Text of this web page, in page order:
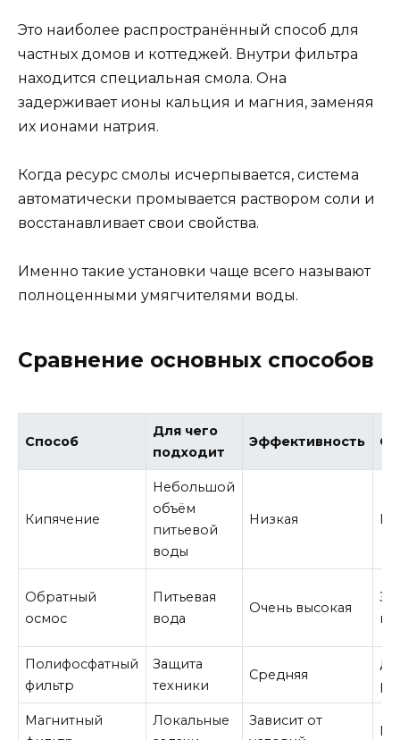
Это наиболее распространённый способ для
частных домов и коттеджей. Внутри фильтра
находится специальная смола. Она
задерживает ионы кальция и магния, заменяя
их ионами натрия.
Когда ресурс смолы исчерпывается, система
автоматически промывается раствором соли и
восстанавливает свои свойства.
Именно такие установки чаще всего называют
полноценными умягчителями воды.
Сравнение основных способов
Способ
Для чего
подходит
Эффективность
Кипячение
Небольшой
объём
питьевой
воды
Низкая Не
Обратный
осмос
Питьевая
вода
Очень высокая
Полифосфатный
фильтр
Защита
техники
Средняя
Магнитный
Локальные
Зависит от